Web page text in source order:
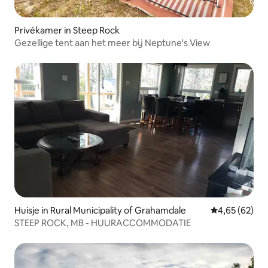
Privékamer in Steep Rock
Gezellige tent aan het meer bij Neptune's View
Huisje in Rural Municipality of Grahamdale Gemiddelde
4,65 (62)
STEEP ROCK, MB - HUURACCOMMODATIE